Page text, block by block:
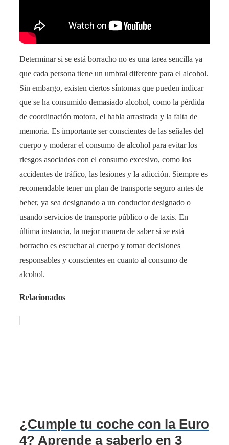
Determinar si se está borracho no es una tarea sencilla ya
que cada persona tiene un umbral diferente para el alcohol.
Sin embargo, existen ciertos síntomas que pueden indicar
que se ha consumido demasiado alcohol, como la pérdida
de coordinación motora, el habla arrastrada y la falta de
memoria. Es importante ser conscientes de las señales del
cuerpo y moderar el consumo de alcohol para evitar los
riesgos asociados con el consumo excesivo, como los
accidentes de tráfico, las lesiones y la adicción. Siempre es
recomendable tener un plan de transporte seguro antes de
beber, ya sea designando a un conductor designado o
usando servicios de transporte público o de taxis. En
última instancia, la mejor manera de saber si se está
borracho es escuchar al cuerpo y tomar decisiones
responsables y conscientes en cuanto al consumo de
alcohol.
Relacionados
¿Cumple tu coche con la Euro
4? Aprende a saberlo en 3